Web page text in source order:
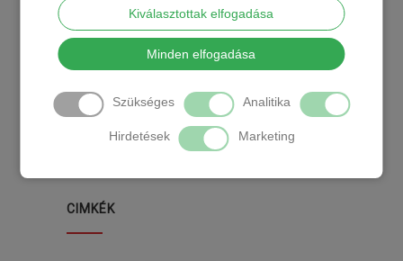
Kiválasztottak elfogadása
Minden elfogadása
Szükséges Analitika
Hirdetések Marketing
KATEGÓRIA
TEMPOMAT TEMPOMAT BESZERELÉS
UTÓLAGOS TEMPOMAT
CIMKÉK